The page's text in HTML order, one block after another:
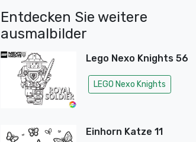
Entdecken Sie weitere
ausmalbilder
Lego Nexo Knights 56
LEGO Nexo Knights
Einhorn Katze 11